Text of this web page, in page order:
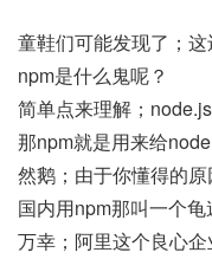
童鞋们可能发现了；这
npm是什么鬼呢？
简单点来理解；
那npm就是用来给
然鹅；由于你懂得的原
国内用npm那叫一个龟
万幸；阿里这个良心